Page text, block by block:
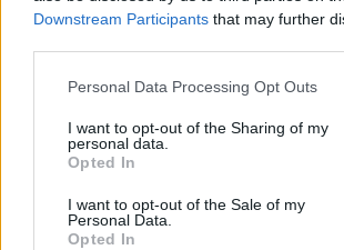
Downstream Participants that may further
Personal Data Processing Opt Outs
I want to opt-out of the Sharing of my
personal data.
Opted In
I want to opt-out of the Sale of my
Personal Data.
Opted In
1.
A zsemlét hideg vízbe